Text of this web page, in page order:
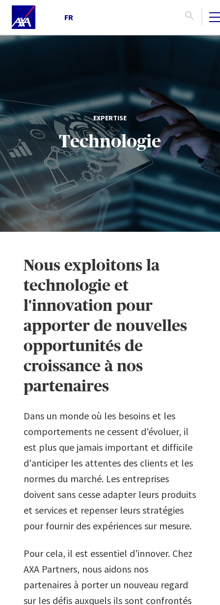
FR
EXPERTISE
Technologie
Nous exploitons la
technologie et
l'innovation pour
apporter de nouvelles
opportunités de
croissance à nos
partenaires
Dans un monde où les besoins et les
comportements ne cessent d'évoluer, il
est plus que jamais important et difficile
d'anticiper les attentes des clients et les
normes du marché. Les entreprises
doivent sans cesse adapter leurs produits
et services et repenser leurs stratégies
pour fournir des expériences sur mesure.
Pour cela, il est essentiel d'innover. Chez
AXA Partners, nous aidons nos
partenaires à porter un nouveau regard
sur les défis auxquels ils sont confrontés